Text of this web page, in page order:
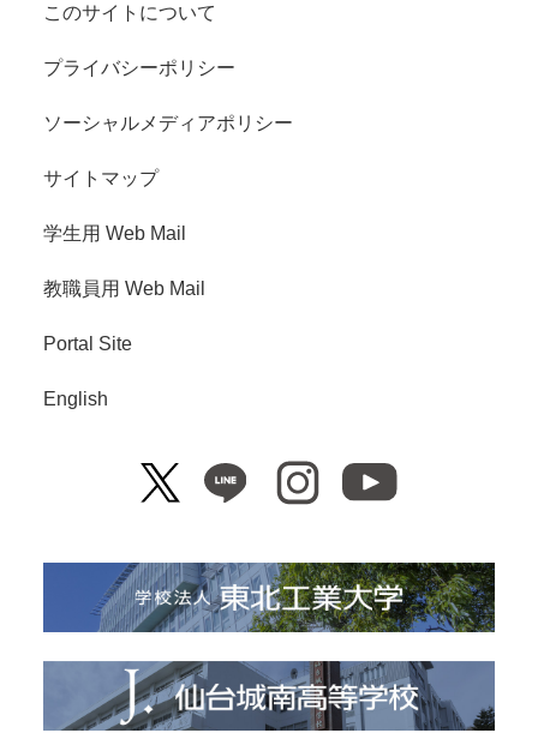
このサイトについて
プライバシーポリシー
ソーシャルメディアポリシー
サイトマップ
学生用 Web Mail
教職員用 Web Mail
Portal Site
English